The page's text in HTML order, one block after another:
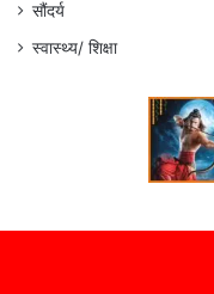
सौंदर्य
स्वास्थ्य/ शिक्षा